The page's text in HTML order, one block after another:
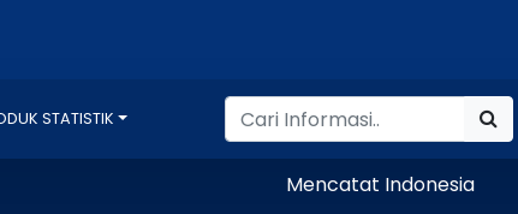
STATISTIK
Mencatat Indonesia